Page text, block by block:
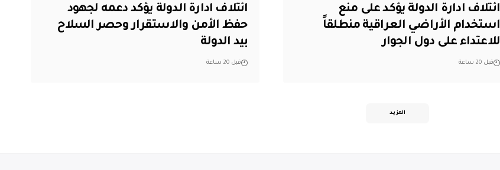
ائتلاف ادارة الدولة يؤكد على منع
استخدام الأراضي العراقية منطلقاً
للاعتداء على دول الجوار
قبل 20 ساعة
ائتلاف ادارة الدولة يؤكد دعمه لجهود
حفظ الأمن والاستقرار وحصر السلاح
بيد الدولة
قبل 20 ساعة
المزيد